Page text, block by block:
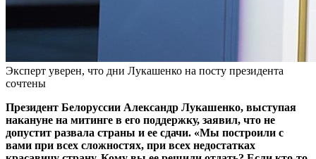
Эксперт уверен, что дни Лукашенко на посту президента
сочтены
Президент Белоруссии Александр Лукашенко, выступая
накануне на митинге в его поддержку, заявил, что не
допустит развала страны и ее сдачи. «Мы построили с
вами при всех сложностях, при всех недостатках